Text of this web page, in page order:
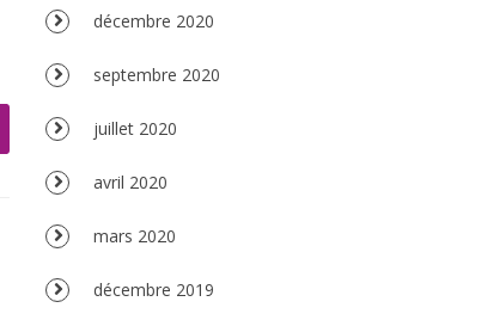
décembre 2020
septembre 2020
juillet 2020
avril 2020
mars 2020
décembre 2019